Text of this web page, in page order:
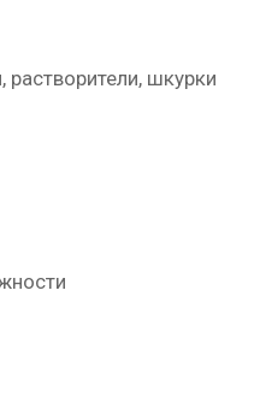
растворители, шкурки